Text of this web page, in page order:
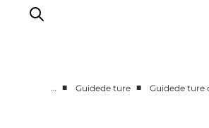
… ■ Guidede ture ■ Guidede ture